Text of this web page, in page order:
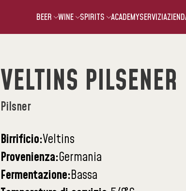
BEER WINE SPIRITS ACADEMYSERVIZI
VELTINS PILSENER
Pilsner
Birrificio:Veltins
Provenienza:Germania
Fermentazione:Bassa